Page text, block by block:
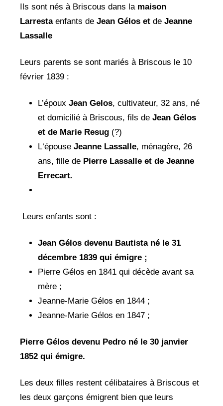
Ils sont nés à Briscous dans la maison
Larrestaenfants de Jean Gélos et de Jeanne
Lassalle
Leurs parents se sont mariés à Briscous le 10
février 1839 :
L’époux Jean Gelos, cultivateur, 32 ans, né
et domicilié à Briscous, fils de Jean Gélos
et de Marie Resug (?)
L‘épouse Jeanne Lassalle, ménagère, 26
ans, fille de Pierre Lassalle et de Jeanne
Errecart.
Leurs enfants sont :
Jean Gélos devenu Bautista né le 31
décembre 1839 qui émigre ;
Pierre Gélos en 1841 qui décède avant sa
mère ;
Jeanne-Marie Gélos en 1844 ;
Jeanne-Marie Gélos en 1847 ;
Pierre Gélos devenu Pedro né le 30 janvier
1852 qui émigre.
Les deux filles restent célibataires à Briscous et
les deux garçons émigrent bien que leurs